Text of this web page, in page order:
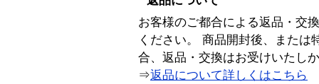
お客様のご都合による返品・交
ください。 商品開封後、または
合、返品・交換はお受けいたし
⇒返品について詳しくはこちら